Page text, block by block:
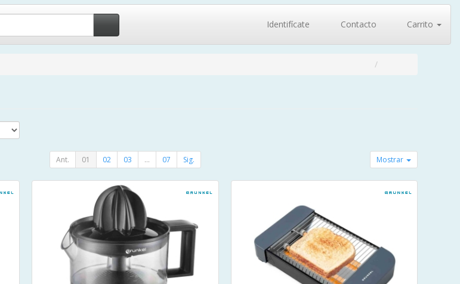
Identifícate Contacto Carrito
Ant. 01 02 03 ... 07 Sig. Mostrar